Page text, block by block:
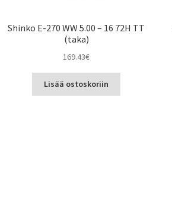
Shinko E-270 WW 5.00 – 16 72H TT
(taka)
169.43€
Lisää ostoskoriin